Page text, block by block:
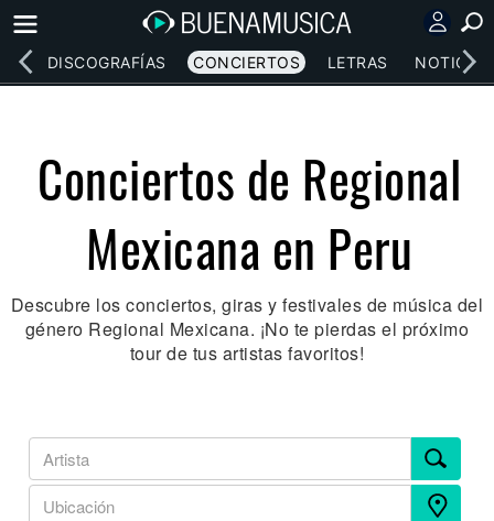
DISCOGRAFÍAS CONCIERTOS LETRAS NOTICIAS
Conciertos de Regional
Mexicana en Peru
Descubre los conciertos, giras y festivales de música del
género Regional Mexicana. ¡No te pierdas el próximo
tour de tus artistas favoritos!